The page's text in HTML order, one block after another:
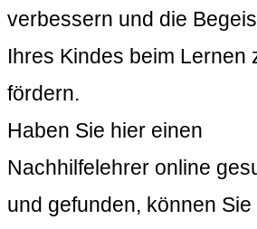
verbessern und die
Ihres Kindes beim Lernen
fördern.
Haben Sie hier einen
Nachhilfelehrer online
und gefunden, können Sie